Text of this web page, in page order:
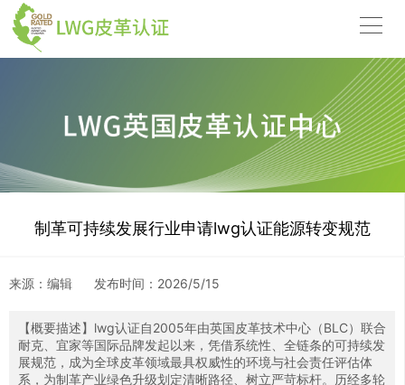
制革可持续发展行业申请lwg认证能源转变规范
来源：编辑 发布时间： 2026/5/15
【概要描述】 lwg认证自2005年由英国皮革技术中心（BLC）联合
耐克、宜家等国际品牌发起以来，凭借系统性、全链条的可持续发
展规范，成为全球皮革领域最具权威性的环境与社会责任评估体
系，为制革产业绿色升级划定清晰路径、树立严苛标杆。历经多轮